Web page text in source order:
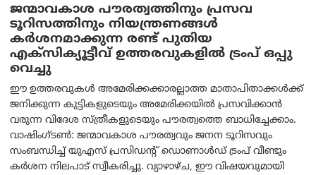
ജന്മാവകാശ പൗരത്വത്തിനും പ്രസവ
ടൂറിസത്തിനും നിയന്ത്രണങ്ങൾ
കർശനമാക്കുന്ന രണ്ട് പുതിയ
എക്സിക്യൂട്ടീവ് ഉത്തരവുകളിൽ ട്രംപ് ഒപ്പു
വെച്ചു
ഈ ഉത്തരവുകൾ അമേരിക്കക്കാരല്ലാത്ത മാതാപിതാക്കൾക്ക്
ജനിക്കുന്ന കുട്ടികളുടെയും അമേരിക്കയിൽ പ്രസവിക്കാൻ
വരുന്ന വിദേശ സ്ത്രീകളുടെയും പൗരത്വത്തെ ബാധിച്ചേക്കാം.
വാഷിംഗ്ടണ്‍: ജന്മാവകാശ പൗരത്വവും ജനന ടൂറിസവും
സംബന്ധിച്ച് യുഎസ് പ്രസിഡന്റ് ഡൊണാൾഡ് ട്രംപ് വീണ്ടും
കർശന നിലപാട് സ്വീകരിച്ചു. വ്യാഴാഴ്ച, ഈ വിഷയവുമായി